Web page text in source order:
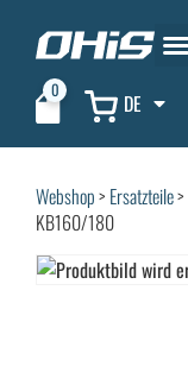
0 DE
Webshop> Ersatzteile>
KB160/180